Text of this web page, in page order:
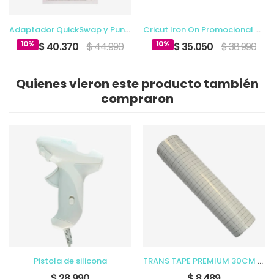
Adaptador QuickSwap y Punta de Grabado
10% $ 40.370 $ 44.990
Cricut Iron On Promocional Multicolor 12 x 3 Ft (10)
10% $ 35.050 $ 38.990
Quienes vieron este producto también
compraron
Pistola de silicona TRANS TAPE PREMIUM 30CM X 5M LIDEART